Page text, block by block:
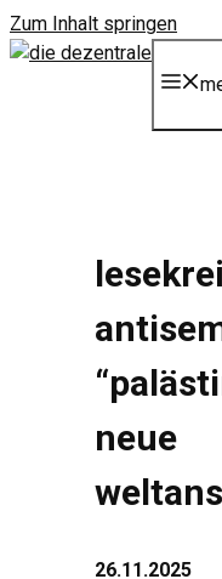
Zum Inhalt springen
neue
26.11.2025